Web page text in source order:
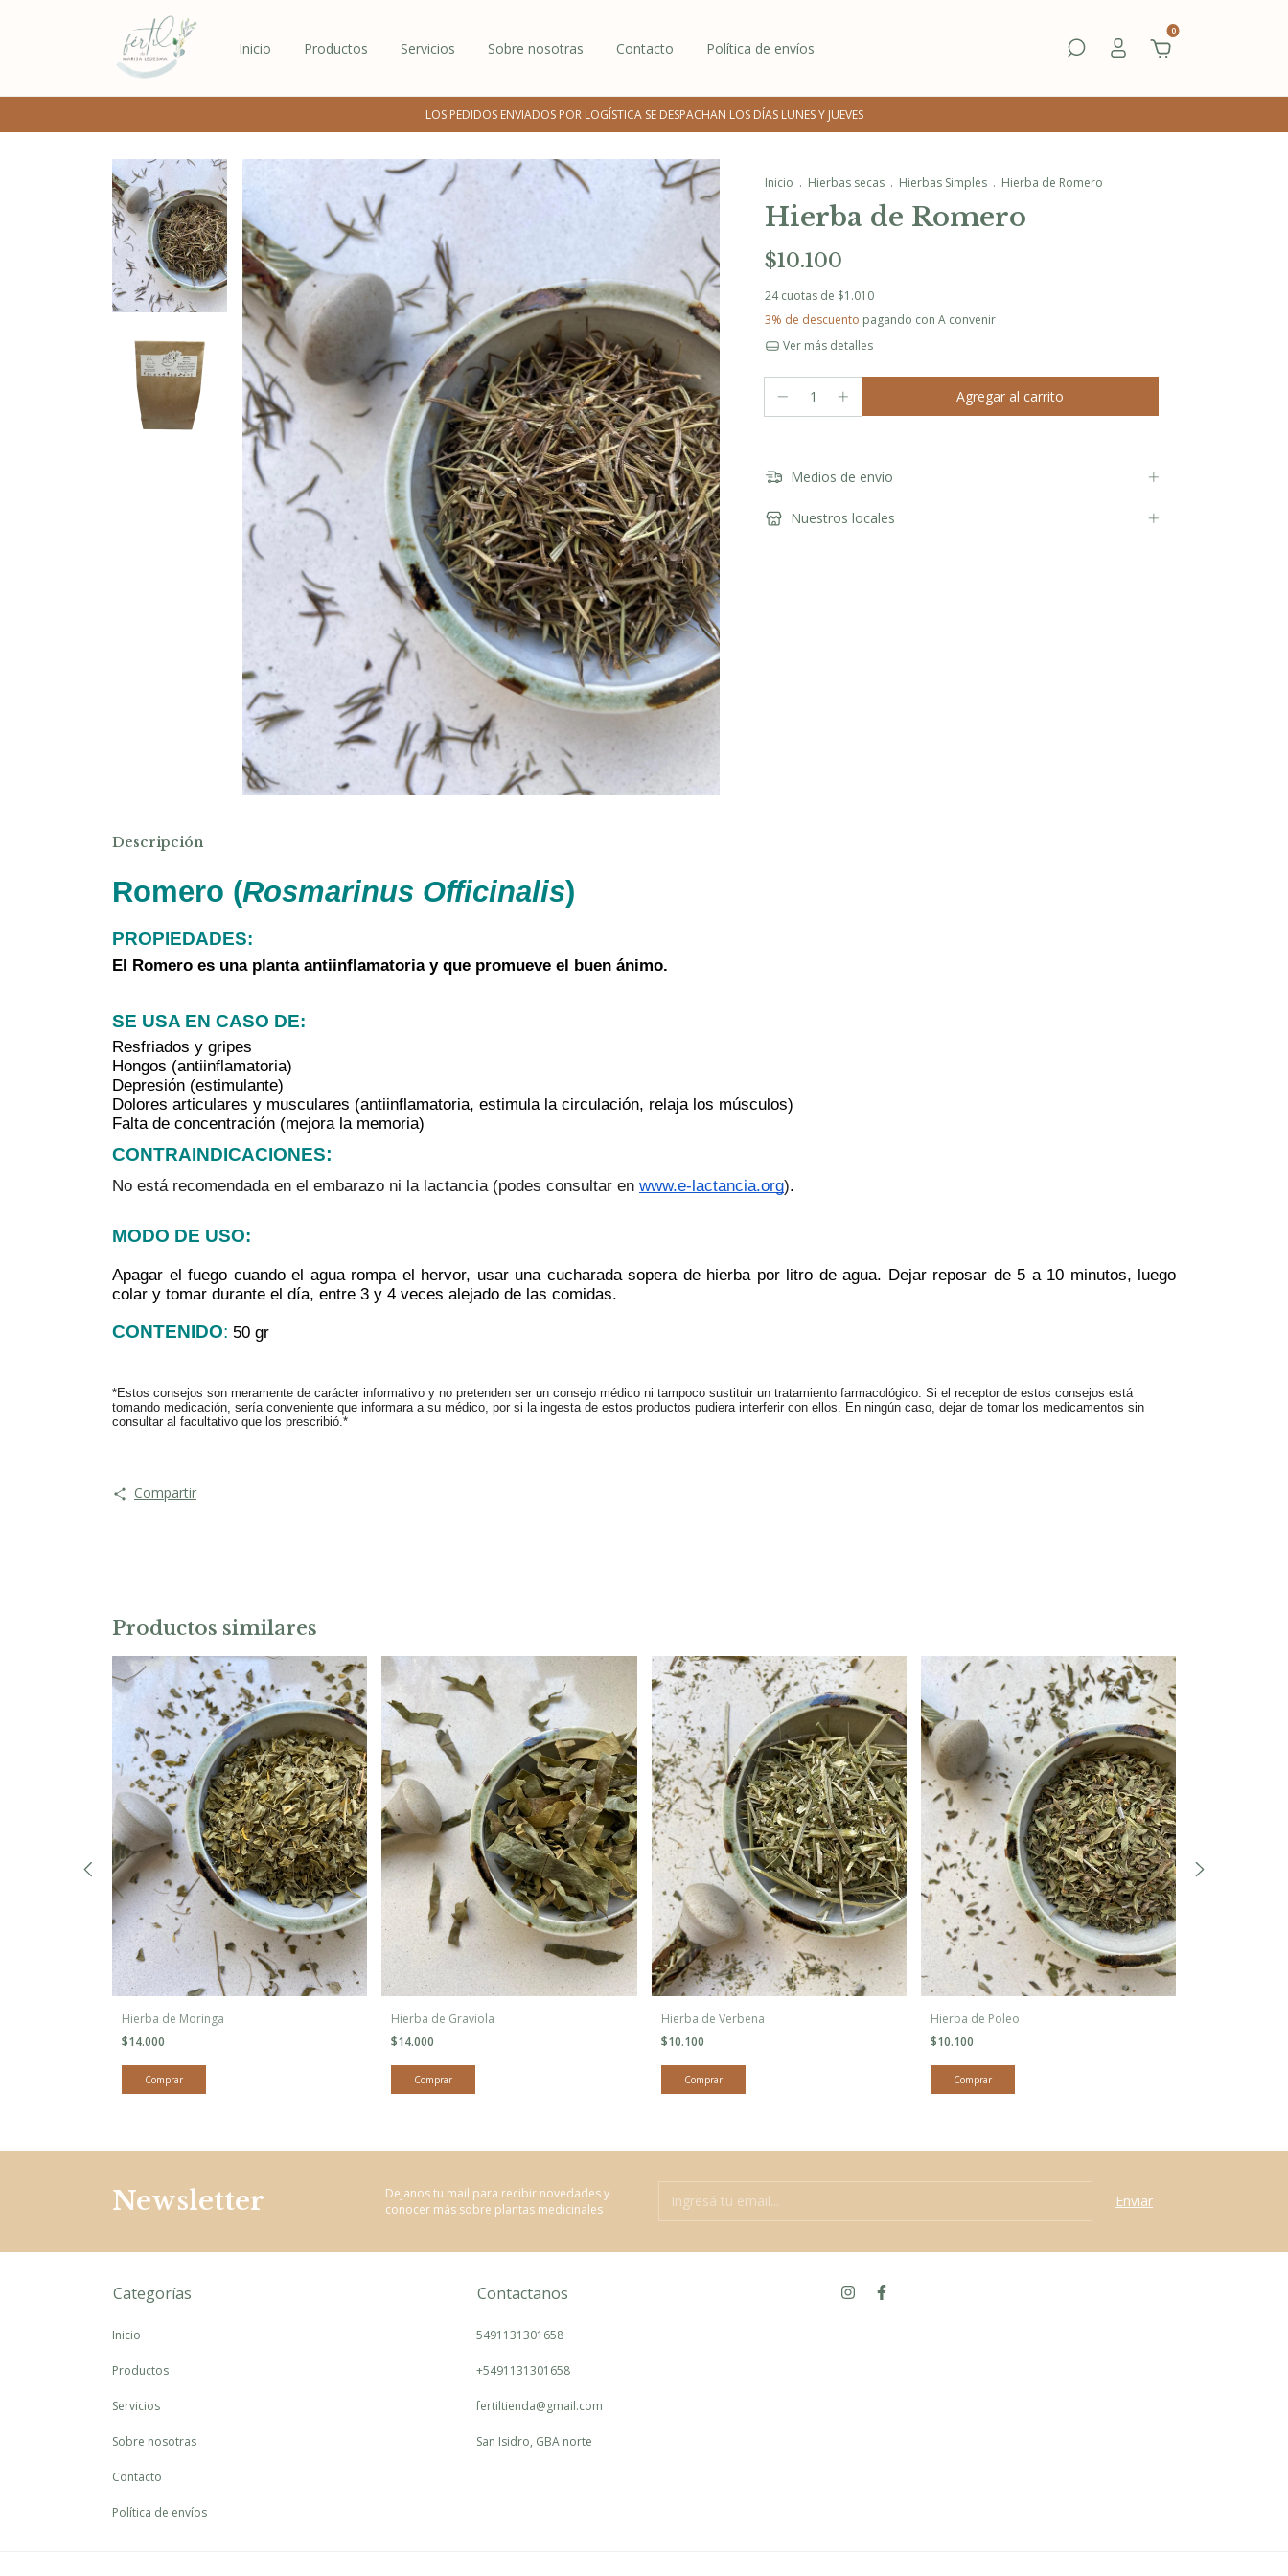
Inicio Productos Servicios Sobre nosotras Contacto Política de envíos
0
LOS PEDIDOS ENVIADOS POR LOGÍSTICA SE DESPACHAN LOS DÍAS LUNES Y JUEVES
Inicio . Hierbas secas . Hierbas Simples . Hierba de Romero
Hierba de Romero
$10.100
24 cuotas de $1.010
3% de descuento pagando con A convenir
Ver más detalles
Medios de envío
Nuestros locales
Descripción
Romero (Rosmarinus Officinalis)
PROPIEDADES:
El Romero es una planta antiinflamatoria y que promueve el buen ánimo.
SE USA EN CASO DE:
Resfriados y gripes
Hongos (antiinflamatoria)
Depresión (estimulante)
Dolores articulares y musculares (antiinflamatoria, estimula la circulación, relaja los músculos)
Falta de concentración (mejora la memoria)
CONTRAINDICACIONES:
No está recomendada en el embarazo ni la lactancia (podes consultar en www.e-lactancia.org).
MODO DE USO:
Apagar el fuego cuando el agua rompa el hervor, usar una cucharada sopera de hierba por litro de agua. Dejar reposar de 5 a 10 minutos, luego
colar y tomar durante el día, entre 3 y 4 veces alejado de las comidas.
CONTENIDO: 50 gr
*Estos consejos son meramente de carácter informativo y no pretenden ser un consejo médico ni tampoco sustituir un tratamiento farmacológico. Si el receptor de estos consejos está
tomando medicación, sería conveniente que informara a su médico, por si la ingesta de estos productos pudiera interferir con ellos. En ningún caso, dejar de tomar los medicamentos sin
consultar al facultativo que los prescribió.*
Compartir
Productos similares
Hierba de Moringa
$14.000
Hierba de Graviola
$14.000
Hierba de Verbena
$10.100
Hierba de Poleo
$10.100
Newsletter
Dejanos tu mail para recibir novedades y
conocer más sobre plantas medicinales
Categorías
Inicio
Productos
Servicios
Sobre nosotras
Contacto
Política de envíos
Contactanos
5491131301658
+5491131301658
fertiltienda@gmail.com
San Isidro, GBA norte